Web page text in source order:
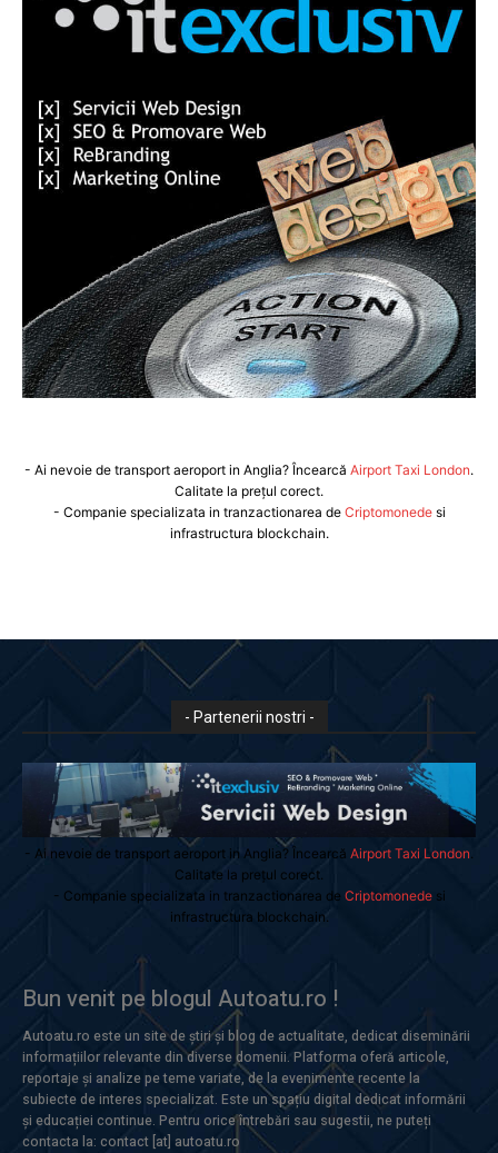
- Ai nevoie de transport aeroport in Anglia? Încearcă Airport Taxi London.
Calitate la prețul corect.
- Companie specializata in tranzactionarea de Criptomonedesi
infrastructura blockchain.
- Partenerii nostri -
- Ai nevoie de transport aeroport in Anglia? Încearcă Airport Taxi London
Calitate la prețul corect.
- Companie specializata in tranzactionarea de Criptomonedesi
infrastructura blockchain.
Bun venit pe blogul Autoatu.ro !
Autoatu.ro este un site de știri și blog de actualitate, dedicat diseminării
informațiilor relevante din diverse domenii. Platforma oferă articole,
reportaje și analize pe teme variate, de la evenimente recente la
subiecte de interes specializat. Este un spațiu digital dedicat informării
și educației continue. Pentru orice întrebări sau sugestii, ne puteți
contacta la: contact [at] autoatu.ro